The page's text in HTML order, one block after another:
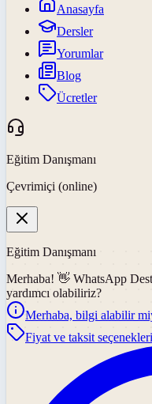
Anasayfa
Dersler
Yorumlar
Blog
Ücretler
Eğitim Danışmanı
Çevrimiçi (online)
Eğitim Danışmanı
Merhaba! 👋 WhatsApp
yardımcı olabiliriz?
Merhaba, bilgi alabilir
Fiyat ve taksit seçenekleri